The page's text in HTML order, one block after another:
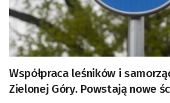
Współpraca leśników i
Zielonej Góry. Powstają nowe